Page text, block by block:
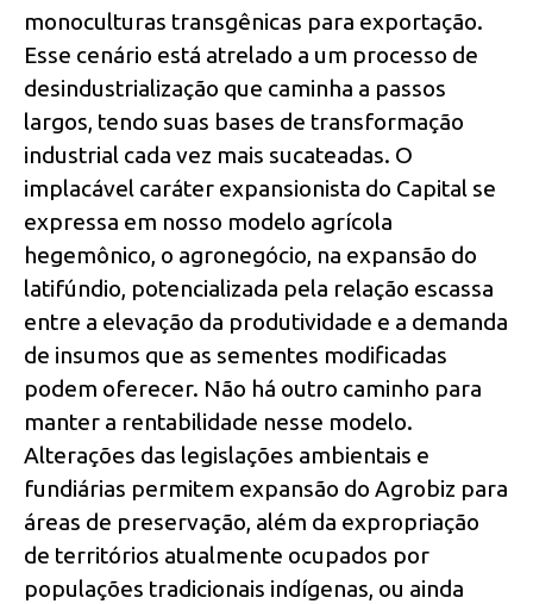
monoculturas transgênicas para exportação.
Esse cenário está atrelado a um processo de
desindustrialização que caminha a passos
largos, tendo suas bases de transformação
industrial cada vez mais sucateadas. O
implacável caráter expansionista do Capital se
expressa em nosso modelo agrícola
hegemônico, o agronegócio, na expansão do
latifúndio, potencializada pela relação escassa
entre a elevação da produtividade e a demanda
de insumos que as sementes modificadas
podem oferecer. Não há outro caminho para
manter a rentabilidade nesse modelo.
Alterações das legislações ambientais e
fundiárias permitem expansão do Agrobiz para
áreas de preservação, além da expropriação
de territórios atualmente ocupados por
populações tradicionais indígenas, ou ainda